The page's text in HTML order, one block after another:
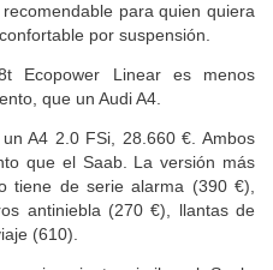
para quien quiera
por suspensión.
Ecopower Linear es menos
que un Audi A4.
A4 2.0 FSi, 28.660 €. Ambos
que el Saab. La versión más
tiene de serie alarma (390 €),
antiniebla (270 €), llantas de
(610).